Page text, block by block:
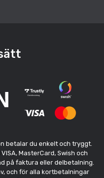
betalar du enkelt och tryggt.
MasterCard, Swish och
på faktura eller delbetalning.
och för alla kortbetalningar